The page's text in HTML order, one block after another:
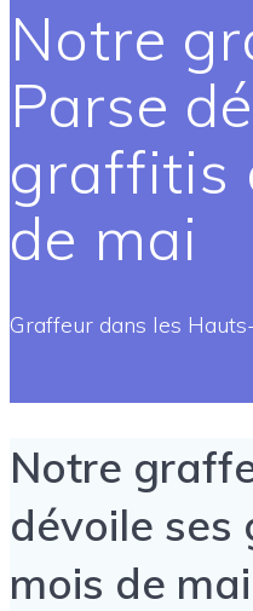
Notre
Parse
graffitis
de mai
Graffeur dans les
Notre
dévoile
mois de mai